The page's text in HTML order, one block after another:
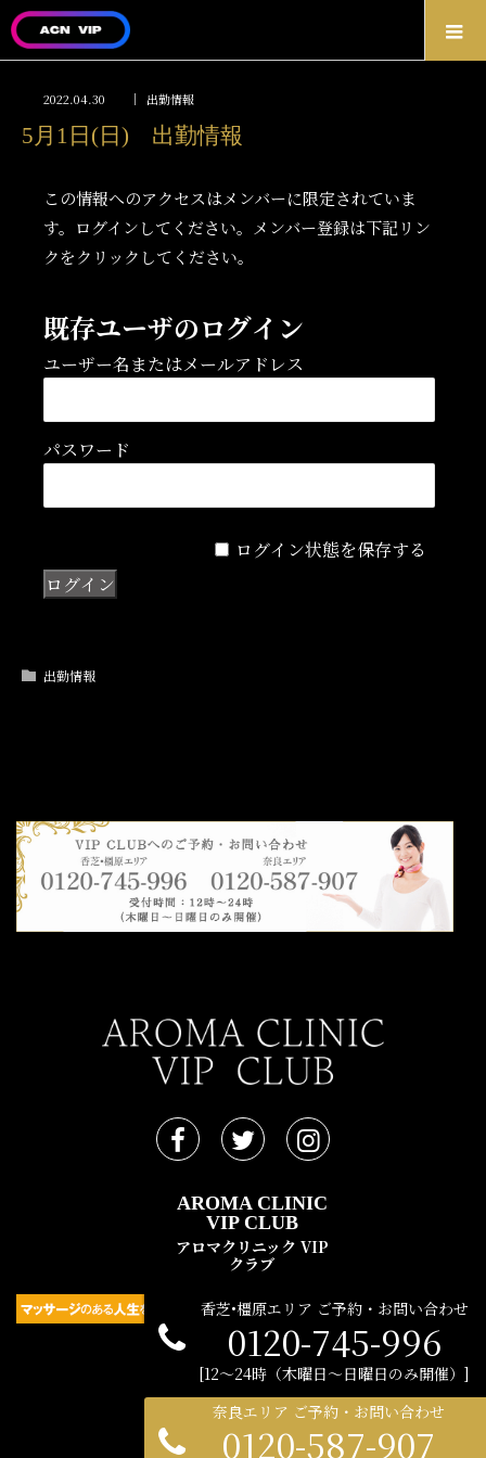
2022.04.30 出勤情報
5月1日(日) 出勤情報
この情報へのアクセスはメンバーに限定されていま
す。ログインしてください。メンバー登録は下記リン
クをクリックしてください。
既存ユーザのログイン
ユーザー名またはメールアドレス
パスワード
ログイン状態を保存する
出勤情報
奈良エリア ご予約・お問い合わせ
0120-587-907
香芝•橿原エリア ご予約・お問い合わせ
0120-745-996
12〜24時（木曜日〜日曜日のみ開催）
AROMA CLINIC
VIP CLUB
アロマクリニック VIP
クラブ
民間広告支援機構 © 2021